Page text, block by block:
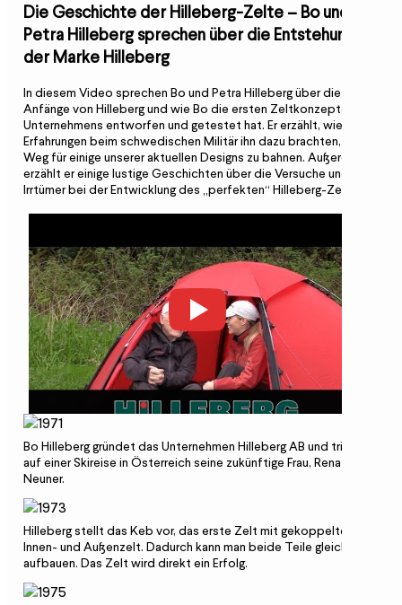
Die Geschichte der Hilleberg-Zelte – Bo und
Petra Hilleberg sprechen über die Entstehung
der Marke Hilleberg
In diesem Video sprechen Bo und Petra Hilleberg über die
Anfänge von Hilleberg und wie Bo die ersten Zeltkonzepte des
Unternehmens entworfen und getestet hat. Er erzählt, wie seine
Erfahrungen beim schwedischen Militär ihn dazu brachten, den
Weg für einige unserer aktuellen Designs zu bahnen. Außerdem
erzählt er einige lustige Geschichten über die Versuche und
Irrtümer bei der Entwicklung des „perfekten“ Hilleberg-Zeltes.
Bo Hilleberg gründet das Unternehmen Hilleberg AB und trifft
auf einer Skireise in Österreich seine zukünftige Frau, Renate
Neuner.
Hilleberg stellt das Keb vor, das erste Zelt mit gekoppeltem
Innen- und Außenzelt. Dadurch kann man beide Teile gleichzeitig
aufbauen. Das Zelt wird direkt ein Erfolg.